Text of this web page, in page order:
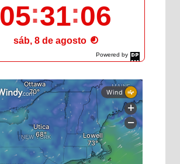
Powered by
DaysPedia.com
05 31 07
sáb, 8 de agosto